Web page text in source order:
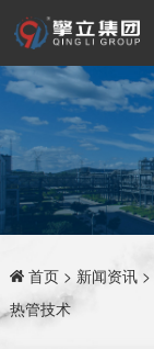
首页> 新闻资讯>
热管技术